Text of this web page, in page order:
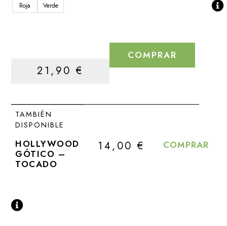
21,90€
Roja Verde
COMPRAR
TAMBIÉN
DISPONIBLE
HOLLYWOOD
GÓTICO –
TOCADO
14,00€ COMPRAR